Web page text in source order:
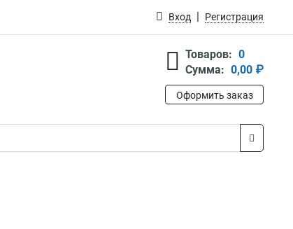
Вход Регистрация
Товаров: 0
Сумма: 0,00 ₽
Оформить заказ